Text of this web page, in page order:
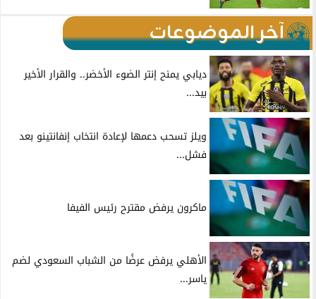
آخر الموضوعات
ديابي يمنح إنتر الضوء الأخضر.. والقرار الأخير
بيد...
ويلز تسحب دعمها لإعادة انتخاب إنفانتينو بعد
فشل...
ماكرون يرفض مقترح رئيس الفيفا
الأهلي يرفض عرضًا من الشباب السعودي لضم
ياسر...